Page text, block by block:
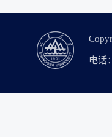
电话